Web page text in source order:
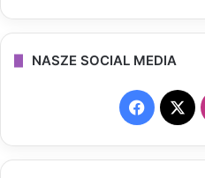
NASZE SOCIAL MEDIA
F
a
X